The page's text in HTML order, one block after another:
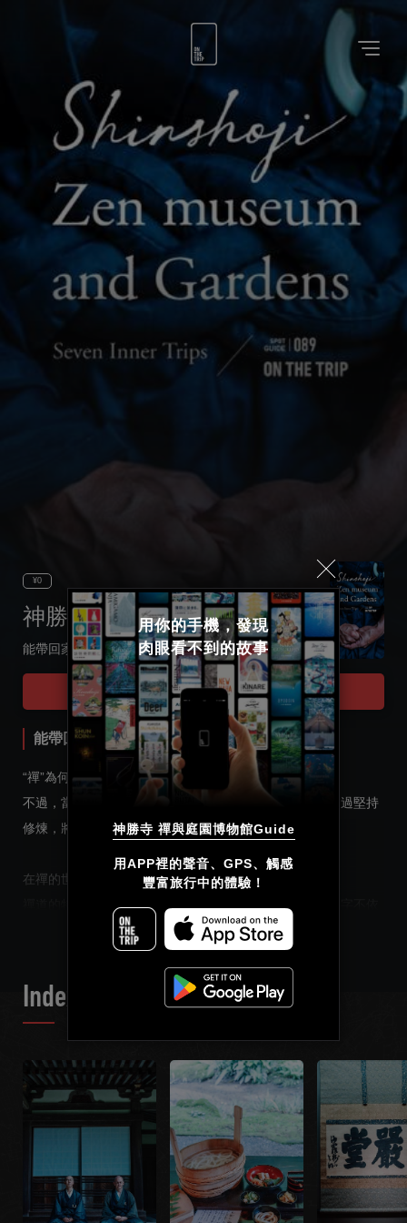
¥0
神勝寺 禪與庭園博物館
能帶回家的，修禪習慣 神勝寺 禪與庭園博物館
Tour Start
用你的手機，發現
肉眼看不到的故事
神勝寺 禪與庭園博物館Guide
用APP裡的聲音、GPS、觸感
豐富旅行中的體驗！
能帶回家的，修禪習慣 神勝寺 禪與庭園博物館
“禪”為何意？很難用語言闡明。
不過，當你親自體驗過後就會得到一些感悟。修禪的人通過堅持
修煉，將得到屬於自己的禪語。
在禪的世界，注重的是修行本身。
禪道的特徵是，不立文字、教外別伝。意思是指，不涉文字不依
經卷，唯以師徒心心相印，理解契合，傳法授受。修禪是要用心
去領悟,而不要借助語言文字等等媒介。親身體驗才是領悟之道。
神勝寺 禪宗與庭園博物館是，沏一杯茶，面對書畫，品嘗延續生
去感受何為“禪”的場所。因此，我們為了來到這裡的有緣人準備
了7種禪體驗。
希望通過這些體驗，能夠感受到“禪”為何物。就算無法瞭解到深
奧的禪學，即使是片刻的面對自己也好。不要把禪想的太難，就
把禪想成是與自己對話的內心探索就可以了。
Index List
Select language
日本語
English
简体中文
Français